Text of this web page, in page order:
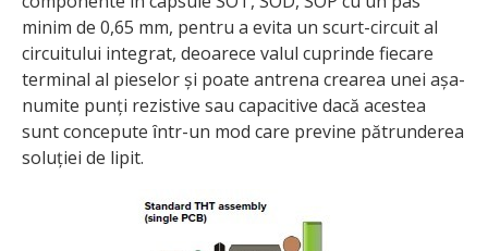
minim de 0,65 mm, pentru a evita un scurt-circuit al
circuitului integrat, deoarece valul cuprinde fiecare
terminal al pieselor și poate antrena crearea unei așa-
numite punți rezistive sau capacitive dacă acestea
sunt concepute ȋntr-un mod care previne pătrunderea
soluției de lipit.